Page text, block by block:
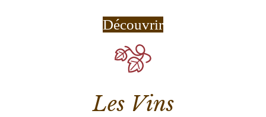
Découvrir
Les Vins